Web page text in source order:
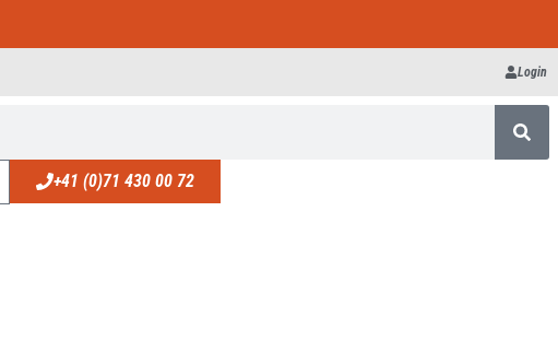
Login
+41 (0)71 430 00 72